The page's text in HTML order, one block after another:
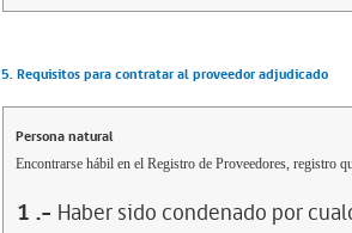
5. Requisitos para contratar al proveedor adjudicado
Persona natural
Encontrarse hábil en el Registro de Proveedores, registro
1 .- Haber sido condenado por